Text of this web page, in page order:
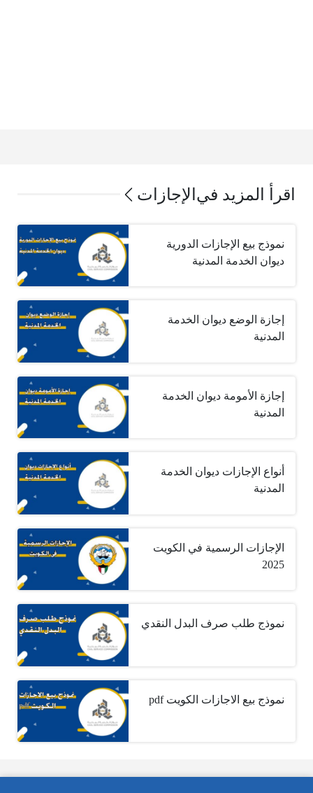
اقرأ المزيد في الإجازات
نموذج بيع الإجازات الدورية
ديوان الخدمة المدنية
إجازة الوضع ديوان الخدمة
المدنية
إجازة الأمومة ديوان الخدمة
المدنية
أنواع الإجازات ديوان الخدمة
المدنية
الإجازات الرسمية في الكويت
2025
نموذج طلب صرف البدل النقدي
نموذج بيع الاجازات الكويت pdf